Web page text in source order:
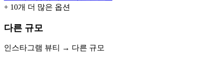
+ 10개 더 많은 옵션
다른 규모
인스타그램 뷰티 → 다른 규모